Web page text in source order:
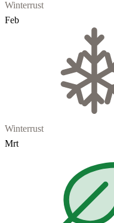
Winterrust
Feb
Winterrust
Mrt